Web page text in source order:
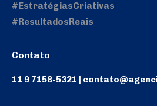
#EstratégiasCriativas
#ResultadosReais
Contato
11 9 7158-5321 |